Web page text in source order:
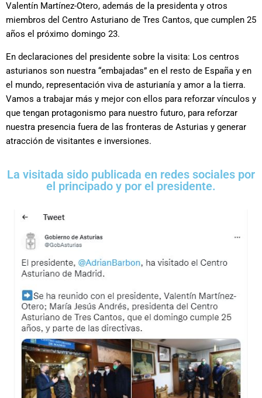
Valentín Martínez-Otero, además de la presidenta y otros
miembros del Centro Asturiano de Tres Cantos, que cumplen 25
años el próximo domingo 23.
En declaraciones del presidente sobre la visita: Los centros
asturianos son nuestra “embajadas” en el resto de España y en
el mundo, representación viva de asturianía y amor a la tierra.
Vamos a trabajar más y mejor con ellos para reforzar vínculos y
que tengan protagonismo para nuestro futuro, para reforzar
nuestra presencia fuera de las fronteras de Asturias y generar
atracción de visitantes e inversiones.
La visitada sido publicada en redes sociales por
el principado y por el presidente.